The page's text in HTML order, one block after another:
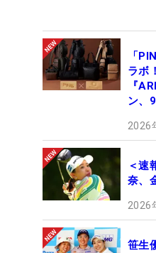
「
ラボ
『
ン、
2026
＜速
奈、
2026
笹生